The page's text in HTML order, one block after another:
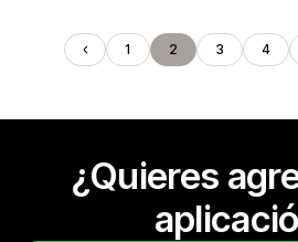
1 2 3 4
¿Quieres